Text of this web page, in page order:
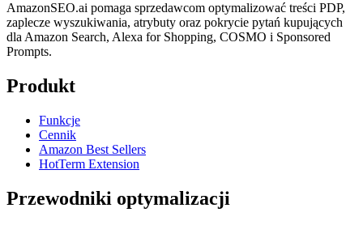
AmazonSEO.ai pomaga sprzedawcom optymalizować treści PDP,
zaplecze wyszukiwania, atrybuty oraz pokrycie pytań kupujących
dla Amazon Search, Alexa for Shopping, COSMO i Sponsored
Prompts.
Produkt
Funkcje
Cennik
Amazon Best Sellers
HotTerm Extension
Przewodniki optymalizacji